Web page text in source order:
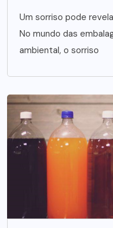
Um sorriso pode
No mundo das
ambiental, o sorriso